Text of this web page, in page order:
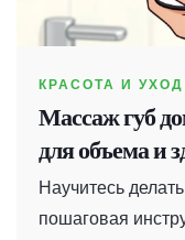
КРАСОТА И УХОД
Массаж губ
для объема и
Научитесь
пошаговая